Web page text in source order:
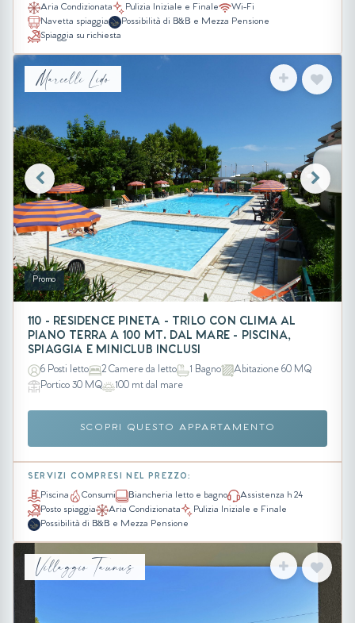
Aria Condizionata
Pulizia Iniziale e Finale
Wi-Fi
Navetta spiaggia
Possibilità di B&B e Mezza Pensione
Spiaggia su richiesta
Marcelli Lido
Promo
110 - RESIDENCE PINETA - TRILO CON CLIMA AL
PIANO TERRA A 100 MT. DAL MARE - PISCINA,
SPIAGGIA E MINICLUB INCLUSI
6 Posti letto 2 Camere da letto 1 Bagno
Abitazione 60 MQ
Portico 30 MQ
100 mt dal mare
SCOPRI QUESTO APPARTAMENTO
SERVIZI COMPRESI NEL PREZZO:
Piscina Consumi Biancheria letto e bagno
Assistenza h 24
Posto spiaggia
Aria Condizionata
Pulizia Iniziale e Finale
Possibilità di B&B e Mezza Pensione
Villaggio Taunus